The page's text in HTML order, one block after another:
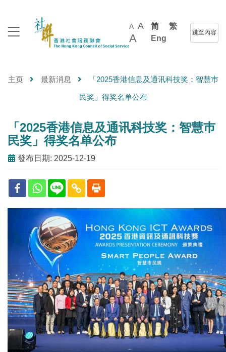
A A
A
简
繁
Eng
跳至內容
主页 最新消息 「2025香港信息及通讯科技奖：智慧巿
民奖」得奖名单公布
「2025香港信息及通讯科技奖：智慧巿
民奖」得奖名单公布
發布日期: 2025-12-19